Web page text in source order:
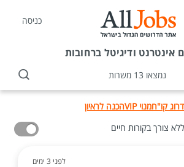
כניסה
אינטרנט ודיגיטל ברחובות
נמצאו 13 משרות
קו"חמנוי VIP
הכנה לראיון
צורך בקורות חיים
לפני 3 ימים